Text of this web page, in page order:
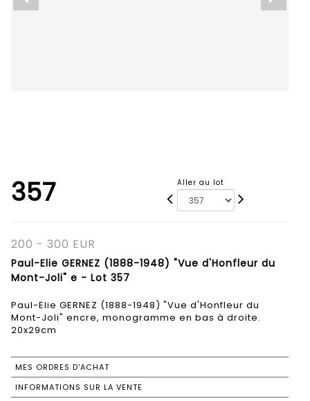
357 Aller au lot
200 - 300 EUR
Paul-Elie GERNEZ (1888-1948) "Vue d'Honfleur du
Mont-Joli" e - Lot 357
Paul-Elie GERNEZ (1888-1948) "Vue d'Honfleur du
Mont-Joli" encre, monogramme en bas à droite.
20x29cm
MES ORDRES D'ACHAT
INFORMATIONS SUR LA VENTE